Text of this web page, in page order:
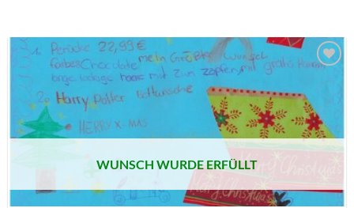
AUF MEINE
MERKLISTE
SETZEN
WUNSCH WURDE ERFÜLLT